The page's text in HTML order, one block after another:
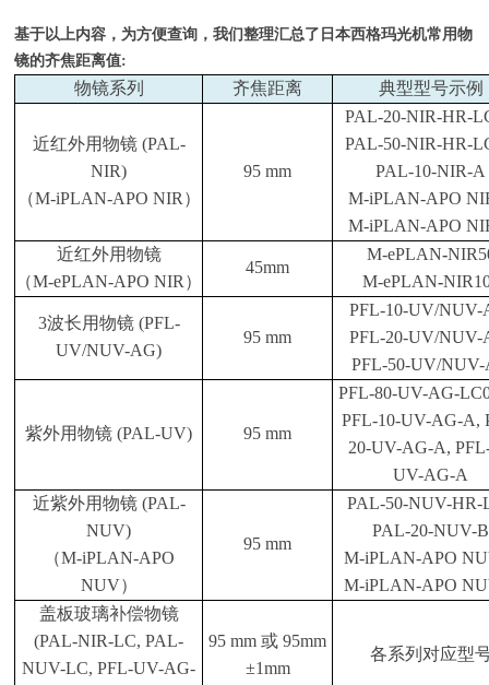
基于以上内容，为方便查询，我们整理汇总了日本西格玛光机常用物
镜的齐焦距离值:
物镜系列 齐焦距离 典型型号示例
近红外用物镜(PAL-
NIR)
（M-iPLAN-APO NIR ）
95 mm
PAL-20-NIR-HR-
PAL-50-NIR-HR-
PAL-10-NIR-A
M-iPLAN-APO
M-iPLAN-APO
近红外用物镜
（M-ePLAN-APO NIR ）
45mm
M-ePLAN-
M-ePLAN-
3波长用物镜 (PFL-
UV/NUV-AG)
95 mm
PFL-10-UV/NUV-
PFL-20-UV/NUV-
PFL-50-UV/NUV-
紫外用物镜 (PAL-UV) 95 mm
PFL-80-UV-AG-
PFL-10-UV-AG-A,
20-UV-AG-A,
UV-AG-A
近紫外用物镜(PAL-
NUV)
（M-iPLAN-APO
NUV）
95 mm
PAL-50-NUV-HR-
PAL-20-NUV-B
M-iPLAN-APO
M-iPLAN-APO
盖板玻璃补偿物镜
(PAL-NIR-LC, PAL-
NUV-LC, PFL-UV-AG-
95 mm或 95mm
±1mm
各系列对应型